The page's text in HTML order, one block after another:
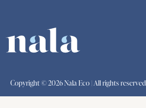
Copyright © 2026 Nala Eco | All rights reserved